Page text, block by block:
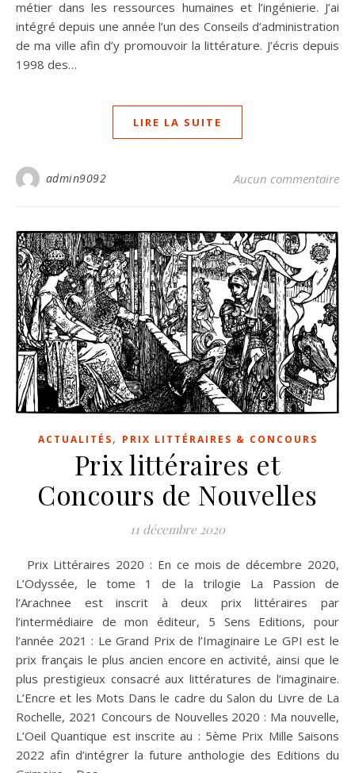
métier dans les ressources humaines et l’ingénierie. J’ai
intégré depuis une année l’un des Conseils d’administration
de ma ville afin d’y promouvoir la littérature. J’écris depuis
1998 des…
LIRE LA SUITE
admin9092 Aucun commentaire
ACTUALITÉS, PRIX LITTÉRAIRES & CONCOURS
Prix littéraires et
Concours de Nouvelles
11 décembre 2020
Prix Littéraires 2020 : En ce mois de décembre 2020,
L’Odyssée, le tome 1 de la trilogie La Passion de
l’Arachnee est inscrit à deux prix littéraires par
l’intermédiaire de mon éditeur, 5 Sens Editions, pour
l’année 2021 : Le Grand Prix de l’Imaginaire Le GPI est le
prix français le plus ancien encore en activité, ainsi que le
plus prestigieux consacré aux littératures de l’imaginaire.
L’Encre et les Mots Dans le cadre du Salon du Livre de La
Rochelle, 2021 Concours de Nouvelles 2020 : Ma nouvelle,
L’Oeil Quantique est inscrite au : 5ème Prix Mille Saisons
2022 afin d’intégrer la future anthologie des Editions du